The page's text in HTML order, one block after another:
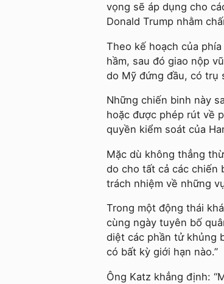
vọng sẽ áp dụng cho
Donald Trump nhằm
Theo kế hoạch của
hầm, sau đó giao nộp
do Mỹ đứng đầu, có trụ
Những chiến binh này
hoặc được phép rút về
quyền kiểm soát của
Mặc dù không thẳng
do cho tất cả các chiến
trách nhiệm về những
Trong một động thái
cùng ngày tuyên bố
diệt các phần tử khủng
có bất kỳ giới hạn nào.”
Ông Katz khẳng định: